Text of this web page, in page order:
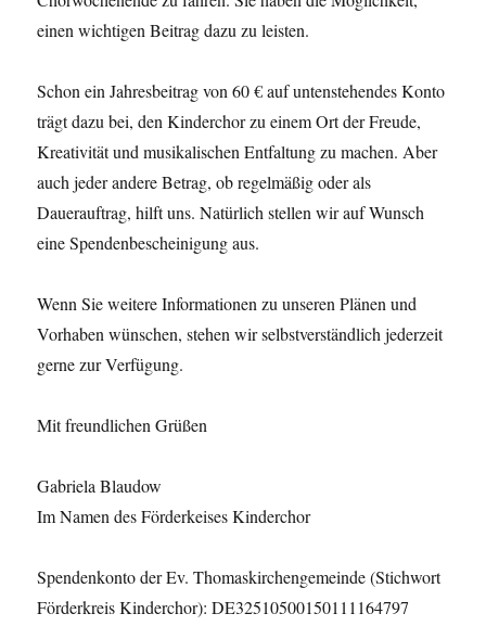
einen wichtigen Beitrag dazu zu leisten.
Schon ein Jahresbeitrag von 60 € auf untenstehendes Konto
trägt dazu bei, den Kinderchor zu einem Ort der Freude,
Kreativität und musikalischen Entfaltung zu machen. Aber
auch jeder andere Betrag, ob regelmäßig oder als
Dauerauftrag, hilft uns. Natürlich stellen wir auf Wunsch
eine Spendenbescheinigung aus.
Wenn Sie weitere Informationen zu unseren Plänen und
Vorhaben wünschen, stehen wir selbstverständlich jederzeit
gerne zur Verfügung.
Mit freundlichen Grüßen
Gabriela Blaudow
Im Namen des Förderkeises Kinderchor
Spendenkonto der Ev. Thomaskirchengemeinde (Stichwort
Förderkreis Kinderchor): DE32510500150111164797